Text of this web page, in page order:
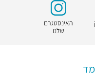
האינסטגרם
שלנו